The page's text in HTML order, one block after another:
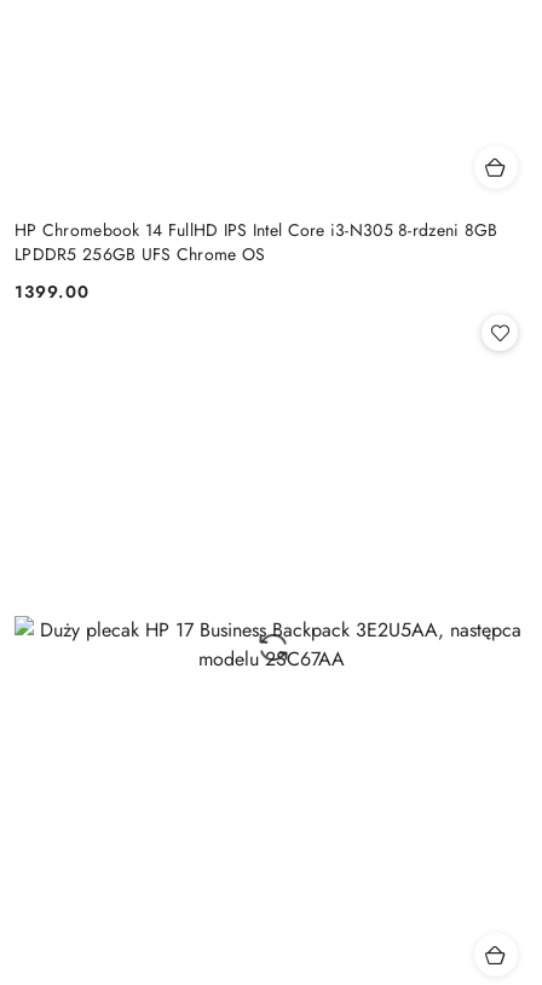
HP Chromebook 14 FullHD IPS Intel Core i3-N305 8-rdzeni 8GB
LPDDR5 256GB UFS Chrome OS
Cena:
1399.00